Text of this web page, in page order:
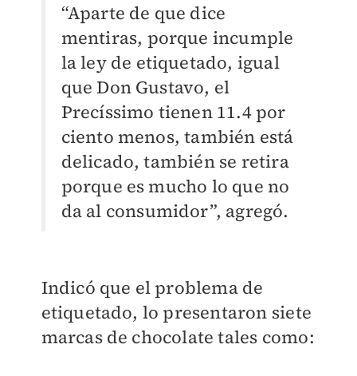
“Aparte de que dice
mentiras, porque incumple
la ley de etiquetado, igual
que Don Gustavo, el
Precíssimo tienen 11.4 por
ciento menos, también está
delicado, también se retira
porque es mucho lo que no
da al consumidor”, agregó.
Indicó que el problema de
etiquetado, lo presentaron siete
marcas de chocolate tales como: